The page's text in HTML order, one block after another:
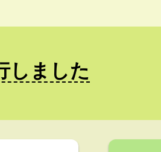
しました